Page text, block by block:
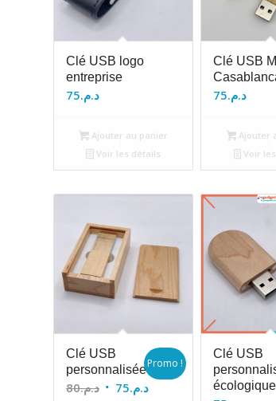
Clé USB logo
entreprise
د.م.75
Ajouter au panier
Voir les détails
Clé USB
د.م.75
Ajouter
Voir
Clé USB
personnalisée
د.م.80
Le
د.م.75
Le
Promo !
Clé USB
écologique